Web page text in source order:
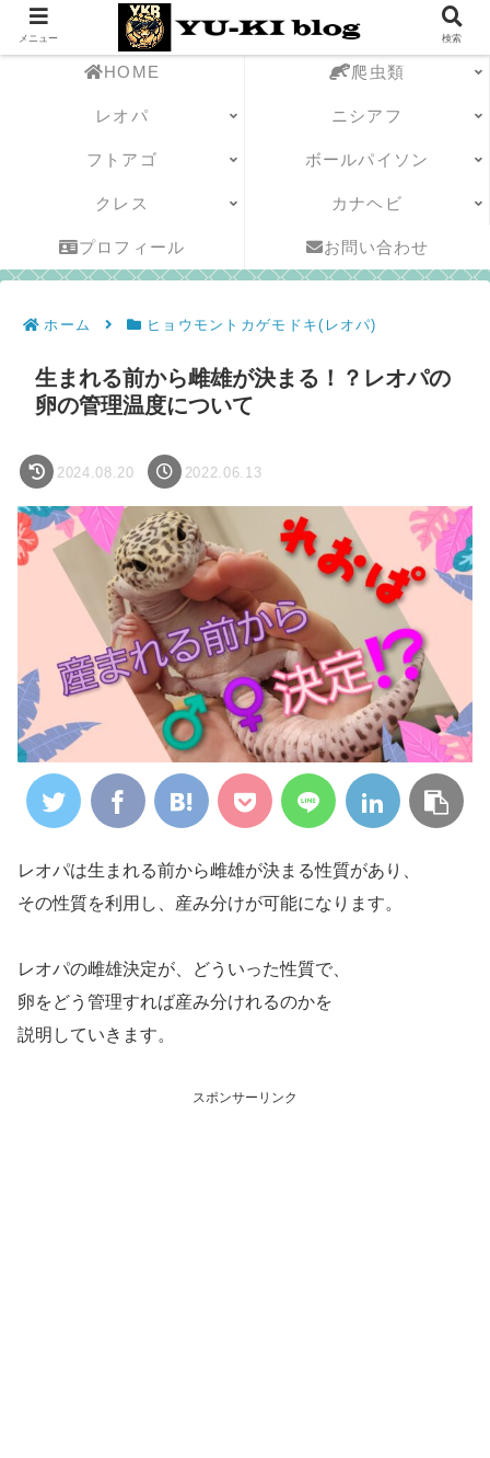
HOME 爬虫類
レオパ ニシアフ
フトアゴ ボールパイソン
クレス カナヘビ
プロフィール お問い合わせ
ホーム ヒョウモントカゲモドキ(レオパ)
生まれる前から雌雄が決まる！？レオパの
卵の管理温度について
2024.08.20 2022.06.13
レオパは生まれる前から雌雄が決まる性質があり、
その性質を利用し、産み分けが可能になります。
レオパの雌雄決定が、どういった性質で、
卵をどう管理すれば産み分けれるのかを
説明していきます。
スポンサーリンク
メニュー 検索